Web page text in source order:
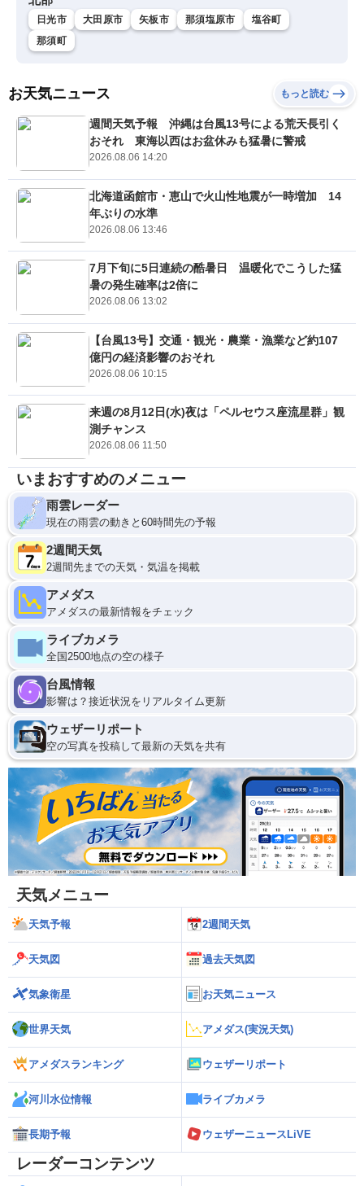
日光市 大田原市 矢板市 那須塩原市
塩谷町
那須町
お天気ニュース もっと読む
週間天気予報 沖縄は台風13号による荒天長引く
おそれ 東海以西はお盆休みも猛暑に警戒
2026.08.06 14:20
北海道函館市・恵山で火山性地震が一時増加 14
年ぶりの水準
2026.08.06 13:46
7月下旬に5日連続の酷暑日 温暖化でこうした猛
暑の発生確率は2倍に
2026.08.06 13:02
【台風13号】交通・観光・農業・漁業など約107
億円の経済影響のおそれ
2026.08.06 10:15
来週の8月12日(水)夜は「ペルセウス座流星群」観
測チャンス
2026.08.06 11:50
いまおすすめのメニュー
雨雲レーダー
現在の雨雲の動きと60時間先の予報
2週間天気
2週間先までの天気・気温を掲載
アメダス
アメダスの最新情報をチェック
ライブカメラ
全国2500地点の空の様子
台風情報
影響は？接近状況をリアルタイム更新
ウェザーリポート
空の写真を投稿して最新の天気を共有
天気メニュー
天気予報 2週間天気
天気図 過去天気図
気象衛星 お天気ニュース
世界天気 アメダス(実況天気)
アメダスランキング ウェザーリポート
河川水位情報 ライブカメラ
長期予報 ウェザーニュースLiVE
レーダーコンテンツ